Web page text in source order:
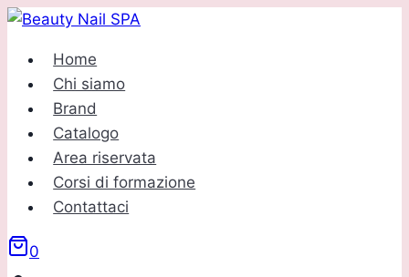
Salta
contenuto
Home
Chi siamo
Brand
Catalogo
Area riservata
Corsi di formazione
Contattaci
0